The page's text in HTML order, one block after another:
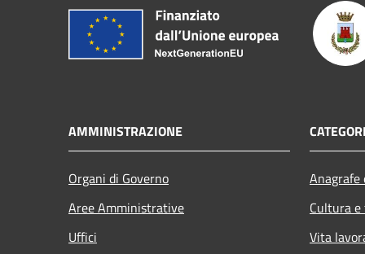
AMMINISTRAZIONE
Organi di Governo
Aree Amministrative
Uffici
Cultura
Vita